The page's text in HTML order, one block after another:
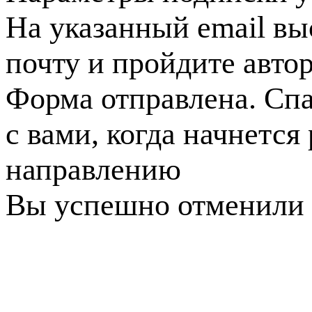
На указанный email
почту и пройдите
Форма отправлена.
с вами, когда
направлению
Вы успешно отменили